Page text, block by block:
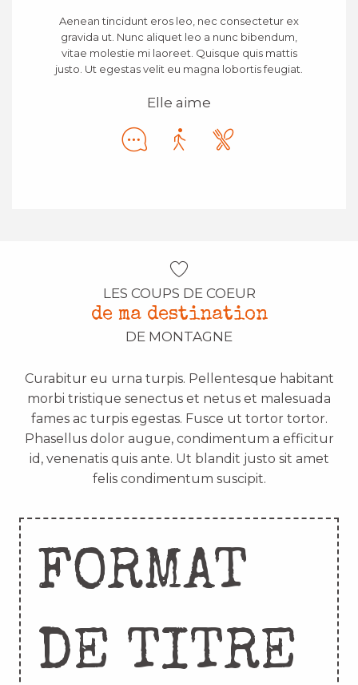
Aenean tincidunt eros leo, nec consectetur ex
gravida ut. Nunc aliquet leo a nunc bibendum,
vitae molestie mi laoreet. Quisque quis mattis
justo. Ut egestas velit eu magna lobortis feugiat.
Elle aime
LES COUPS DE COEUR
de ma destination
DE MONTAGNE
Curabitur eu urna turpis. Pellentesque habitant
morbi tristique senectus et netus et malesuada
fames ac turpis egestas. Fusce ut tortor tortor.
Phasellus dolor augue, condimentum a efficitur
id, venenatis quis ante. Ut blandit justo sit amet
felis condimentum suscipit.
FORMAT
DE TITRE